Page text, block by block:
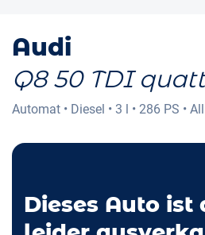
Audi
Q8 50 TDI
Automat • Diesel • 3 l • 286 PS •
Dieses Auto